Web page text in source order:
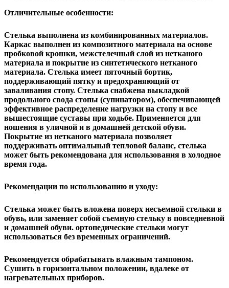
Отличительные особенности:
Стелька выполнена из комбинированных материалов.
Каркас выполнен из композитного материала на основе
пробковой крошки, межстелечный слой из нетканого
материала и покрытие из синтетического нетканого
материала. Стелька имеет пяточный бортик,
поддерживающий пятку и предохраняющий от
заваливания стопу. Стелька снабжена выкладкой
продольного свода стопы (супинатором), обеспечивающей
эффективное распределение нагрузки на стопу и все
вышестоящие суставы при ходьбе. Применяется для
ношения в уличной и в домашней детской обуви.
Покрытие из нетканого материала позволяет
поддерживать оптимальный тепловой баланс, стелька
может быть рекомендована для использования в холодное
время года.
Рекомендации по использованию и уходу:
Стелька может быть вложена поверх несъемной стельки в
обувь, или заменяет собой съемную стельку в повседневной
и домашней обуви. ортопедические стельки могут
использоваться без временных ограничений.
Рекомендуется обрабатывать влажным тампоном.
Сушить в горизонтальном положении, вдалеке от
нагревательных приборов.